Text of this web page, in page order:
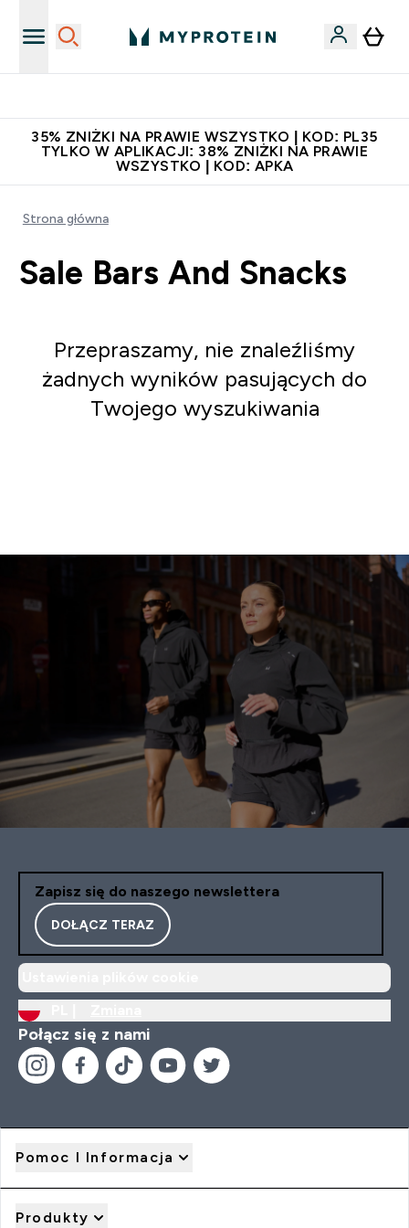
35% ZNIŻKI NA PRAWIE WSZYSTKO | KOD: PL35
TYLKO W APLIKACJI: 38% ZNIŻKI NA PRAWIE
WSZYSTKO | KOD: APKA
Strona główna
Sale Bars And Snacks
Przepraszamy, nie znaleźliśmy
żadnych wyników pasujących do
Twojego wyszukiwania
Zapisz się do naszego newslettera
DOŁĄCZ TERAZ
Połącz się z nami
Pomoc I Informacja
Produkty